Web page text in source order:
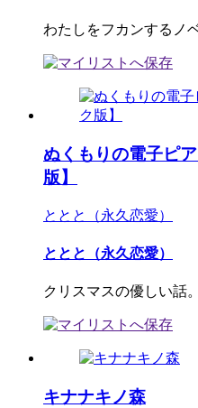
わたしをフカンするノ
ぬくもりの電子ピ
版】
ととと（永久恋愛）
ととと（永久恋愛）
クリスマスの優しい話
キナナキノ森